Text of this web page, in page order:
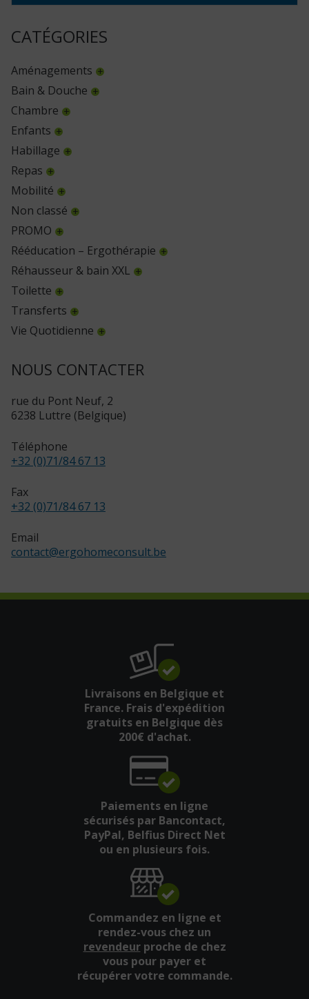
CATÉGORIES
Aménagements
Bain & Douche
Chambre
Enfants
Habillage
Repas
Mobilité
Non classé
PROMO
Rééducation – Ergothérapie
Réhausseur & bain XXL
Toilette
Transferts
Vie Quotidienne
NOUS CONTACTER
rue du Pont Neuf, 2
6238 Luttre (Belgique)
Téléphone
+32 (0)71/84 67 13
Fax
+32 (0)71/84 67 13
Email
contact@ergohomeconsult.be
Livraisons en Belgique et
France. Frais d'expédition
gratuits en Belgique dès
200€ d'achat.
Paiements en ligne
sécurisés par Bancontact,
PayPal, Belfius Direct Net
ou en plusieurs fois.
Commandez en ligne et
rendez-vous chez un
revendeurproche de chez
vous pour payer et
récupérer votre commande.